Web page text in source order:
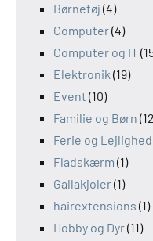
Børnetøj (4)
Computer(4)
Computer og IT
Elektronik (19)
Event (10)
Familie og Børn
Ferie og
Fladskærm (1)
Gallakjoler(1)
hairextensions (1)
Hobby og Dyr(11)